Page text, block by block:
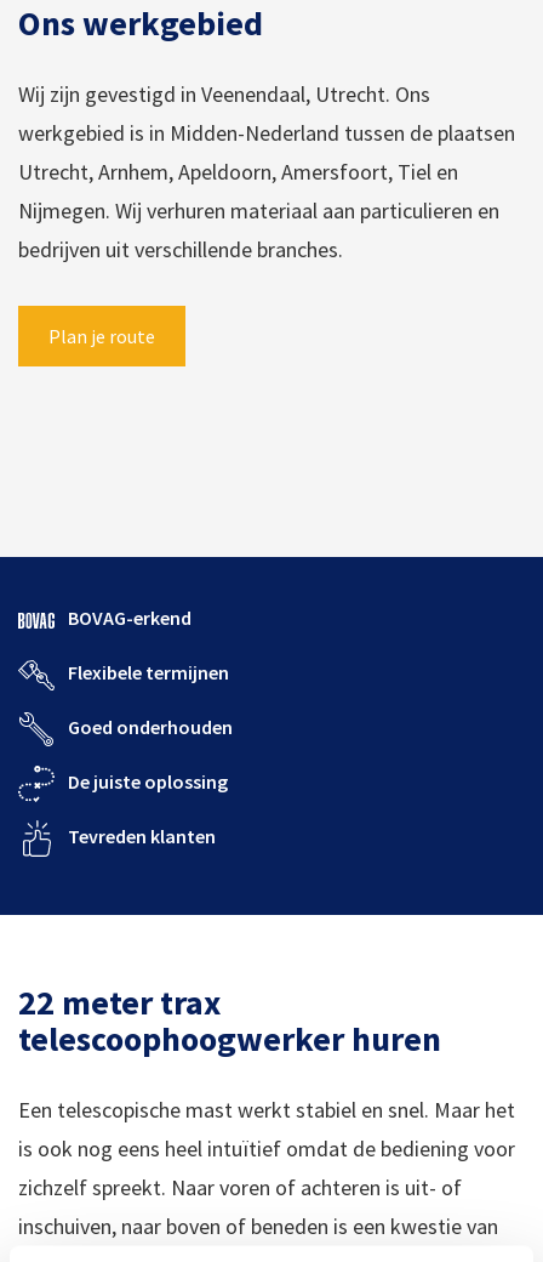
Ons werkgebied
Wij zijn gevestigd in Veenendaal, Utrecht. Ons
werkgebied is in Midden-Nederland tussen de plaatsen
Utrecht, Arnhem, Apeldoorn, Amersfoort, Tiel en
Nijmegen. Wij verhuren materiaal aan particulieren en
bedrijven uit verschillende branches.
Plan je route
BOVAG-erkend
Flexibele termijnen
Goed onderhouden
De juiste oplossing
Tevreden klanten
22 meter trax
telescoophoogwerker huren
Een telescopische mast werkt stabiel en snel. Maar het
is ook nog eens heel intuïtief omdat de bediening voor
zichzelf spreekt. Naar voren of achteren is uit- of
inschuiven, naar boven of beneden is een kwestie van